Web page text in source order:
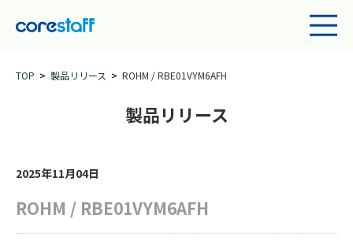
TOP 製品リリース ROHM / RBE01VYM6AFH
製品リリース
2025年11月04日
ROHM / RBE01VYM6AFH